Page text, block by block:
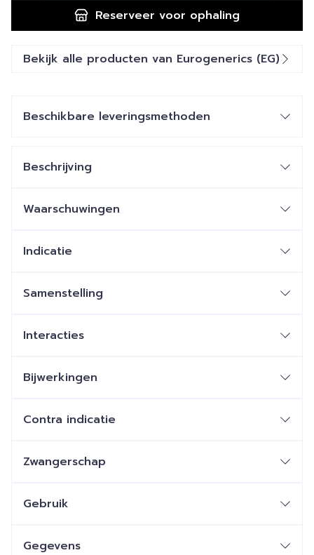
Reserveer voor ophaling
Bekijk alle producten van Eurogenerics (EG)
Beschikbare leveringsmethoden
Beschrijving
Waarschuwingen
Indicatie
Samenstelling
Interacties
Bijwerkingen
Contra indicatie
Zwangerschap
Gebruik
Gegevens